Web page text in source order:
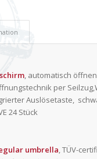
, automatisch
per
Auslösetaste,
24 Stück
umbrella, TÜV-